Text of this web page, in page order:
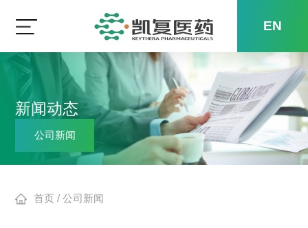
EN
新闻动态
公司新闻
首页 / 公司新闻